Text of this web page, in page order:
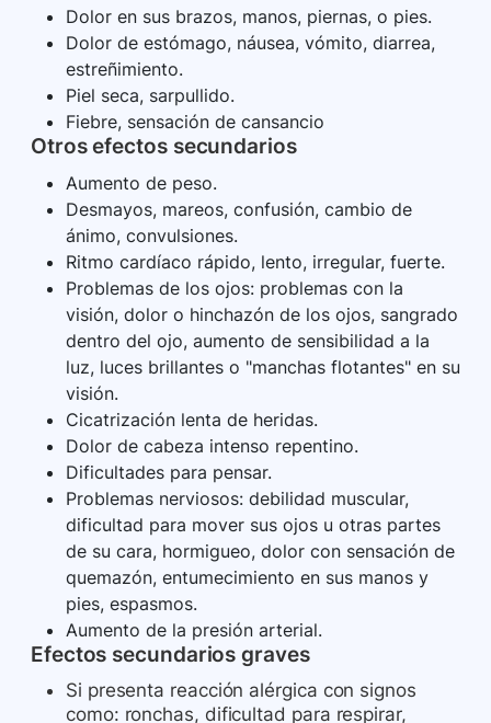
Dolor en sus brazos, manos, piernas, o pies.
Dolor de estómago, náusea, vómito, diarrea,
estreñimiento.
Piel seca, sarpullido.
Fiebre, sensación de cansancio
Otros efectos secundarios
Aumento de peso.
Desmayos, mareos, confusión, cambio de
ánimo, convulsiones.
Ritmo cardíaco rápido, lento, irregular, fuerte.
Problemas de los ojos: problemas con la
visión, dolor o hinchazón de los ojos, sangrado
dentro del ojo, aumento de sensibilidad a la
luz, luces brillantes o "manchas flotantes" en su
visión.
Cicatrización lenta de heridas.
Dolor de cabeza intenso repentino.
Dificultades para pensar.
Problemas nerviosos: debilidad muscular,
dificultad para mover sus ojos u otras partes
de su cara, hormigueo, dolor con sensación de
quemazón, entumecimiento en sus manos y
pies, espasmos.
Aumento de la presión arterial.
Efectos secundarios graves
Si presenta reacción alérgica con signos
como: ronchas, dificultad para respirar,